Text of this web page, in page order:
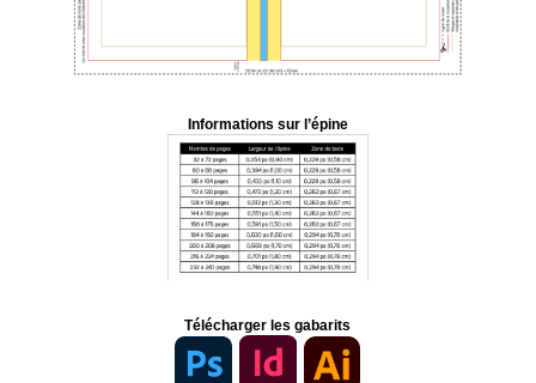
Informations sur l’épine
Télécharger les gabarits